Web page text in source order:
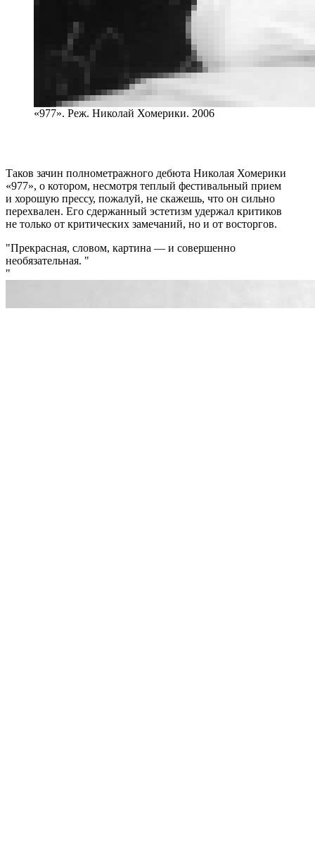
«977». Реж. Николай Хомерики. 2006
Таков зачин полнометражного дебюта Николая Хомерики
«977», о котором, несмотря теплый фестивальный прием
и хорошую прессу, пожалуй, не скажешь, что он сильно
перехвален. Его сдержанный эстетизм удержал критиков
не только от критических замечаний, но и от восторгов.
Прекрасная, словом, картина — и совершенно
необязательная.